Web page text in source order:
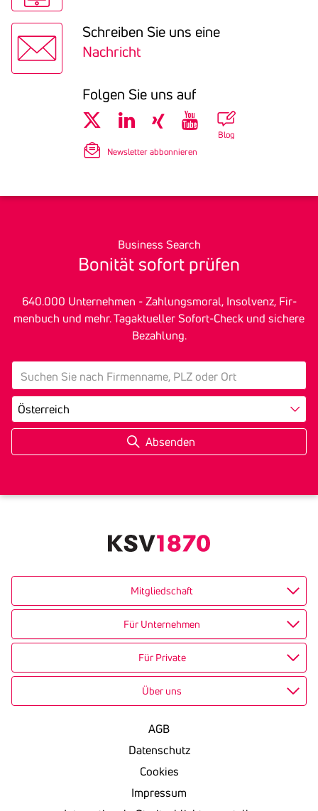
Schreiben Sie uns eine
Nachricht
Folgen Sie uns auf
Blog
Newsletter abbonnieren
Business Search
Bonität sofort prüfen
640.000 Unter­nehmen - Zah­lungs­mo­ral, In­sol­venz, Fir­
men­buch und mehr. Tagak­tu­eller Sofort-Check und sichere
Bezah­lung.
search
Land
Mitgliedschaft
Für Unternehmen
Für Private
Über uns
AGB
Datenschutz
Cookies
Impressum